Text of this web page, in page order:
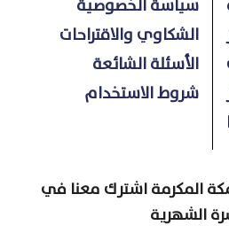
سياسة الخصوصية
الشكاوي والاقتراحات
الأسئلة الشائعة
شروط الاستخدام
مكة المكرمة اشترك معنا في
الشهرية